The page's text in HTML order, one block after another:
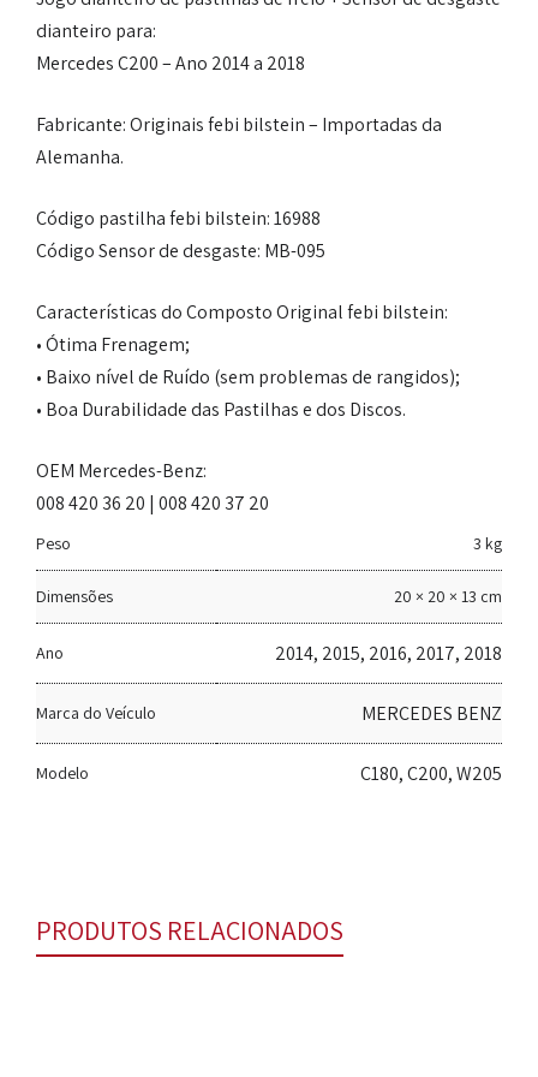
dianteiro para:
Mercedes C200 – Ano 2014 a 2018
Fabricante: Originais febi bilstein – Importadas da
Alemanha.
Código pastilha febi bilstein: 16988
Código Sensor de desgaste: MB-095
Características do Composto Original febi bilstein:
• Ótima Frenagem;
• Baixo nível de Ruído (sem problemas de rangidos);
• Boa Durabilidade das Pastilhas e dos Discos.
OEM Mercedes-Benz:
008 420 36 20 | 008 420 37 20
Peso 3 kg
Dimensões 20 × 20 × 13 cm
Ano 2014, 2015, 2016, 2017, 2018
Marca do Veículo MERCEDES BENZ
Modelo C180, C200, W205
PRODUTOS RELACIONADOS